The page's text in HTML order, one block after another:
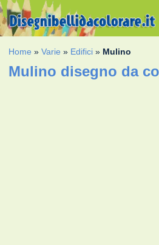
Home »Varie » Edifici » Mulino
Mulino disegno da